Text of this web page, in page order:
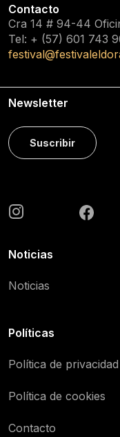
Contacto
Cra 14 # 94-44
Tel: + (57) 601 743
Newsletter
Suscribir
Noticias
Noticias
Políticas
Política de privacidad
Política de cookies
Contacto